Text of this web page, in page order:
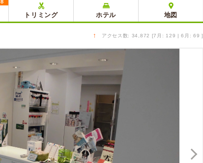
8
トリミング ホテル 地図
↑ アクセス数: 34,872 [7月: 129 | 6月: 69 ]